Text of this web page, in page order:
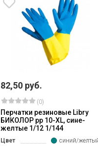
82,50 руб.
(0)
Перчатки резиновые Libry
БИКОЛОР рр 10-ХL, сине-
желтые 1/12 1/144
Цвет
синий/